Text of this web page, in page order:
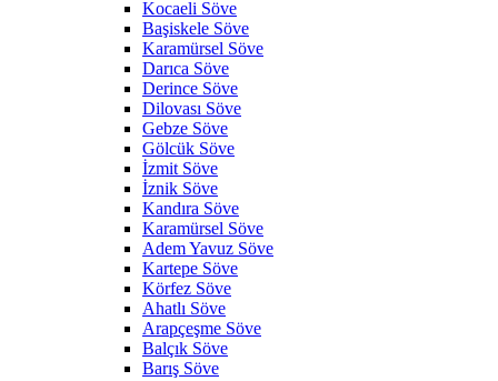
Kocaeli Söve
Başiskele Söve
Karamürsel Söve
Darıca Söve
Derince Söve
Dilovası Söve
Gebze Söve
Gölcük Söve
İzmit Söve
İznik Söve
Kandıra Söve
Karamürsel Söve
Adem Yavuz Söve
Kartepe Söve
Körfez Söve
Ahatlı Söve
Arapçeşme Söve
Balçık Söve
Barış Söve